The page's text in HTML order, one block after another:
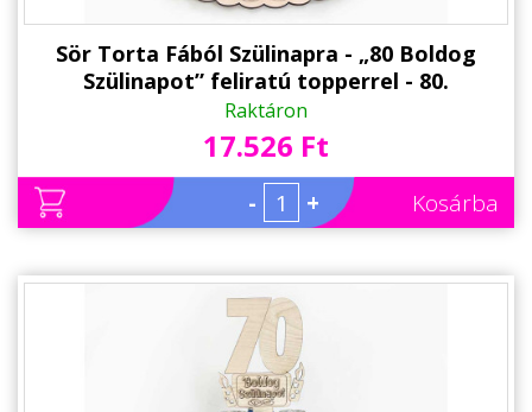
Sör Torta Fából Szülinapra - „80 Boldog
Szülinapot” feliratú topperrel - 80.
Születésnapi ajándék sörimádóknak
Raktáron
17.526 Ft
- + Kosárba